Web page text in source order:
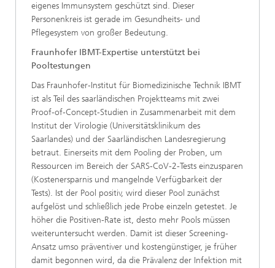
eigenes Immunsystem geschützt sind. Dieser
Personenkreis ist gerade im Gesundheits- und
Pflegesystem von großer Bedeutung.
Fraunhofer IBMT-Expertise unterstützt bei
Pooltestungen
Das Fraunhofer-Institut für Biomedizinische Technik IBMT
ist als Teil des saarländischen Projektteams mit zwei
Proof-of-Concept-Studien in Zusammenarbeit mit dem
Institut der Virologie (Universitätsklinikum des
Saarlandes) und der Saarländischen Landesregierung
betraut. Einerseits mit dem Pooling der Proben, um
Ressourcen im Bereich der SARS-CoV-2-Tests einzusparen
(Kostenersparnis und mangelnde Verfügbarkeit der
Tests). Ist der Pool positiv, wird dieser Pool zunächst
aufgelöst und schließlich jede Probe einzeln getestet. Je
höher die Positiven-Rate ist, desto mehr Pools müssen
weiteruntersucht werden. Damit ist dieser Screening-
Ansatz umso präventiver und kostengünstiger, je früher
damit begonnen wird, da die Prävalenz der Infektion mit